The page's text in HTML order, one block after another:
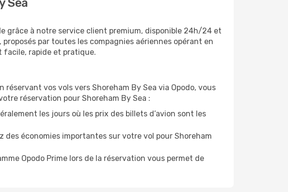
Sea
grâce à notre service client premium, disponible 24h/24 et
par toutes les compagnies aériennes opérant en
facile, rapide et pratique.
vos vols vers Shoreham By Sea via Opodo, vous
réservation pour Shoreham By Sea :
les jours où les prix des billets d’avion sont les
des économies importantes sur votre vol pour Shoreham
Opodo Prime lors de la réservation vous permet de